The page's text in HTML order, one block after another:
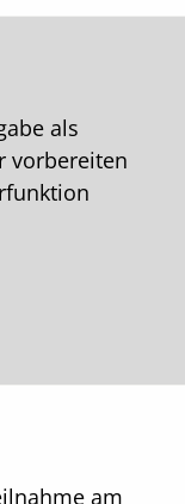
als
vorbereiten
am